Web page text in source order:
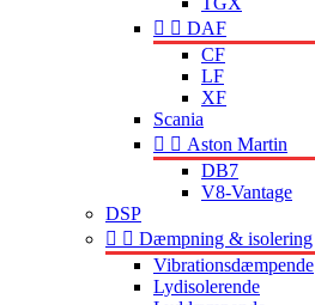
  DAF
CF
LF
XF
Scania
  Aston Martin
DB7
V8-Vantage
DSP
  Dæmpning & isolering
Vibrationsdæmpende
Lydisolerende